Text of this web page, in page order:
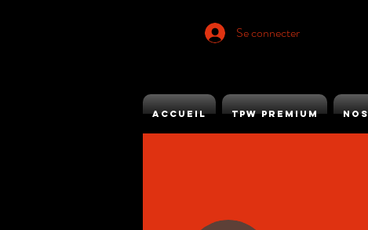
Se connecter
ACCUEIL TPW PREMIUM